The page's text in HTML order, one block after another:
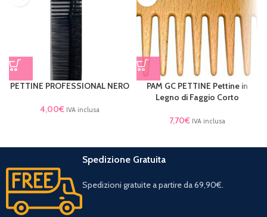
PETTINE PROFESSIONAL NERO
4,00€ IVA inclusa
PAM GC PETTINE Pettine in
Legno di Faggio Corto
7,70€ IVA inclusa
Spedizione Gratuita
Spedizioni gratuite a partire da 69,90€.